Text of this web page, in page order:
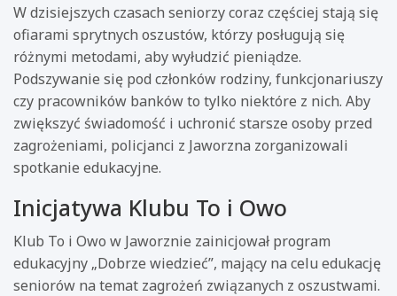
W dzisiejszych czasach seniorzy coraz częściej stają się
ofiarami sprytnych oszustów, którzy posługują się
różnymi metodami, aby wyłudzić pieniądze.
Podszywanie się pod członków rodziny, funkcjonariuszy
czy pracowników banków to tylko niektóre z nich. Aby
zwiększyć świadomość i uchronić starsze osoby przed
zagrożeniami, policjanci z Jaworzna zorganizowali
spotkanie edukacyjne.
Inicjatywa Klubu To i Owo
Klub To i Owo w Jaworznie zainicjował program
edukacyjny „Dobrze wiedzieć”, mający na celu edukację
seniorów na temat zagrożeń związanych z oszustwami.